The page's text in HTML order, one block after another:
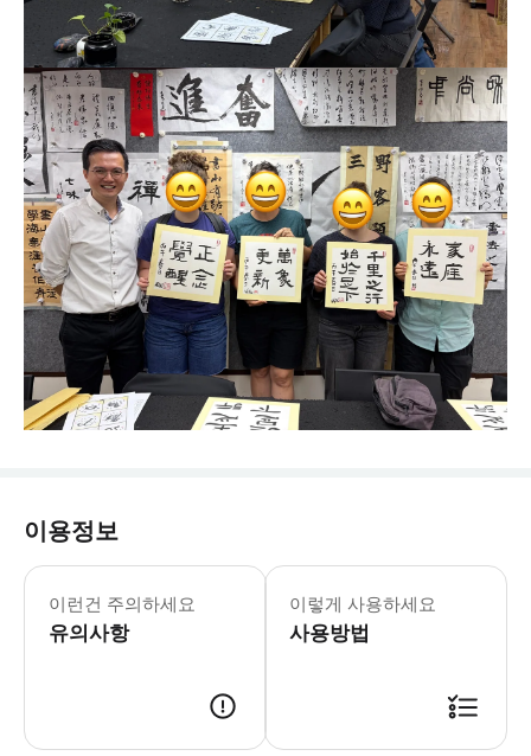
이용정보
이런건 주의하세요
유의사항
이렇게 사용하세요
사용방법